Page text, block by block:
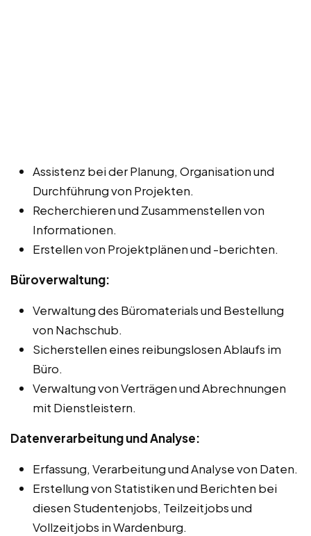
Assistenz bei der Planung, Organisation und
Durchführung von Projekten.
Recherchieren und Zusammenstellen von
Informationen.
Erstellen von Projektplänen und -berichten.
Büroverwaltung:
Verwaltung des Büromaterials und Bestellung
von Nachschub.
Sicherstellen eines reibungslosen Ablaufs im
Büro.
Verwaltung von Verträgen und Abrechnungen
mit Dienstleistern.
Datenverarbeitung und Analyse:
Erfassung, Verarbeitung und Analyse von Daten.
Erstellung von Statistiken und Berichten bei
diesen Studentenjobs, Teilzeitjobs und
Vollzeitjobs in Wardenburg.